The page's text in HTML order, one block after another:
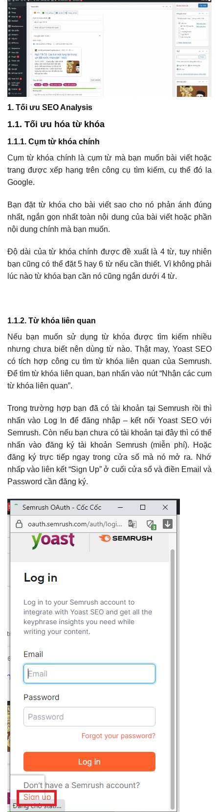
1. Tối ưu SEO Analysis
1.1. Tối ưu hóa từ khóa
1.1.1. Cụm từ khóa chính
Cụm từ khóa chính là cụm từ mà bạn muốn bài viết hoặc
trang được xếp hạng trên công cụ tìm kiếm, cụ thể đó la
Google.
Bạn đặt từ khóa cho bài viết sao cho nó phản ánh đúng
nhất, ngắn gọn nhất toàn nội dung của bài viết hoặc phần
nội dung chính mà bạn muốn.
Độ dài của từ khóa chính được đề xuất là 4 từ, tuy nhiên
bạn cũng có thể đặt 5 hay 6 từ nếu cần thiết. Vì không phải
lúc nào từ khóa bạn cần nó cũng ngắn dưới 4 từ.
1.1.2. Từ khóa liên quan
Nếu bạn muốn sử dụng từ khóa được tìm kiếm nhiều
nhưng chưa biết nên dùng từ nào. Thật may, Yoast SEO
có tích hợp công cụ tìm từ khóa liên quan của Semrush.
Để tìm từ khóa liên quan, bạn nhấn vào nút “Nhận các cụm
từ khóa liên quan”.
Trong trường hợp bạn đã có tài khoản tại Semrush rồi thì
nhấn vào Log In để đăng nhập – kết nối Yoast SEO với
Semrush. Còn nếu bạn chưa có tài khoản tại đây thì có thể
nhấn vào đăng ký tài khoản Semrush (miễn phí). Hoặc
đăng ký trực tiếp ngay trong cửa sổ mà nó mở ra. Nhớ
nhấp vào liên kết “Sign Up” ở cuối cửa sổ và điền Email và
Password cần đăng ký.